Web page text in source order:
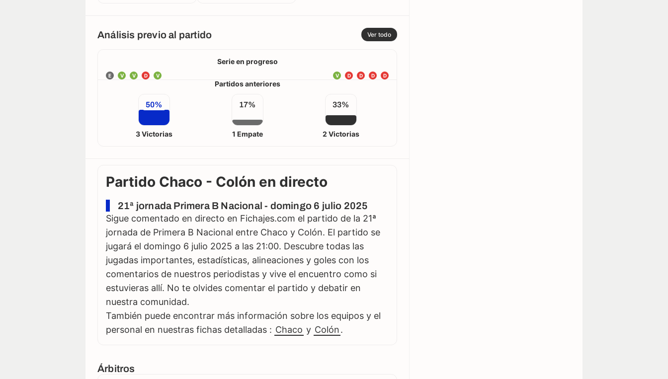
Análisis previo al partido Ver todo
Serie en progreso
E V V D V D
D
D
D
V
Partidos anteriores
50%
3 Victorias
17%
1 Empate
33%
2 Victorias
Partido Chaco - Colón en directo
21ª jornada Primera B Nacional - domingo 6 julio 2025
Sigue comentado en directo en Fichajes.com el partido de la 21ª
jornada de Primera B Nacional entre Chaco y Colón. El partido se
jugará el domingo 6 julio 2025 a las 21:00. Descubre todas las
jugadas importantes, estadísticas, alineaciones y goles con los
comentarios de nuestros periodistas y vive el encuentro como si
estuvieras allí. No te olvides comentar el partido y debatir en
nuestra comunidad.
También puede encontrar más información sobre los equipos y el
personal en nuestras fichas detalladas : Chaco y Colón.
Árbitros